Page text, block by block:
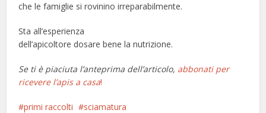
che le famiglie si rovinino irreparabilmente.
Sta all’esperienza
dell’apicoltore dosare bene la nutrizione.
Se ti è piaciuta l’anteprima dell’articolo, abbonati per
ricevere l’apis a casa!
primi raccolti sciamatura